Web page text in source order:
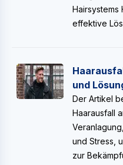
effektive
und
Der Artikel
Haarausfall
und Stress,
zur